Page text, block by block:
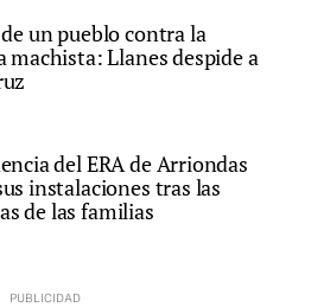
un pueblo contra la
machista: Llanes despide a
del ERA de Arriondas
instalaciones tras las
de las familias